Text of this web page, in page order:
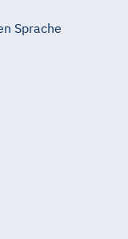
Sprache